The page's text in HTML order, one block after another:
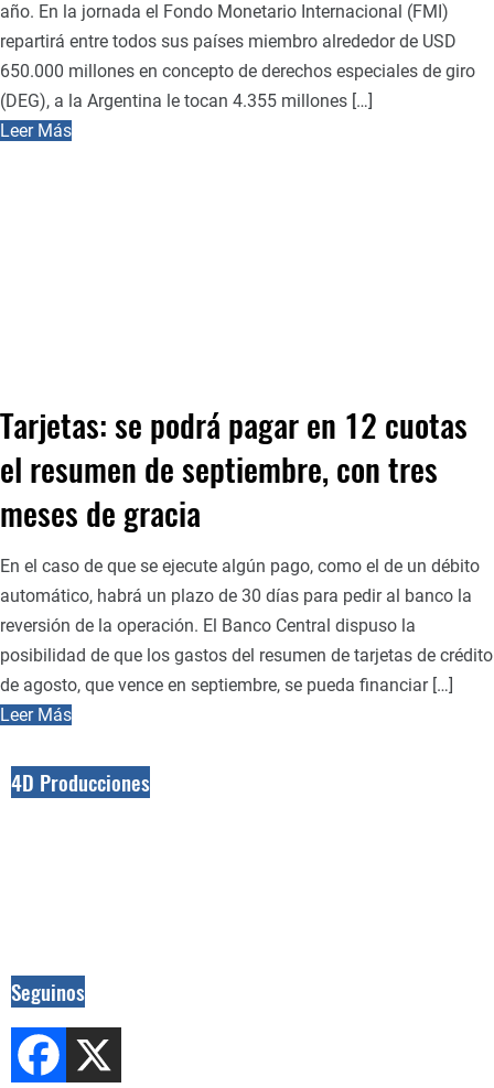
año. En la jornada el Fondo Monetario Internacional (FMI)
repartirá entre todos sus países miembro alrededor de USD
650.000 millones en concepto de derechos especiales de giro
(DEG), a la Argentina le tocan 4.355 millones […]
Leer Más
Tarjetas: se podrá pagar en 12 cuotas
el resumen de septiembre, con tres
meses de gracia
En el caso de que se ejecute algún pago, como el de un débito
automático, habrá un plazo de 30 días para pedir al banco la
reversión de la operación. El Banco Central dispuso la
posibilidad de que los gastos del resumen de tarjetas de crédito
de agosto, que vence en septiembre, se pueda financiar […]
Leer Más
4D Producciones
Seguinos